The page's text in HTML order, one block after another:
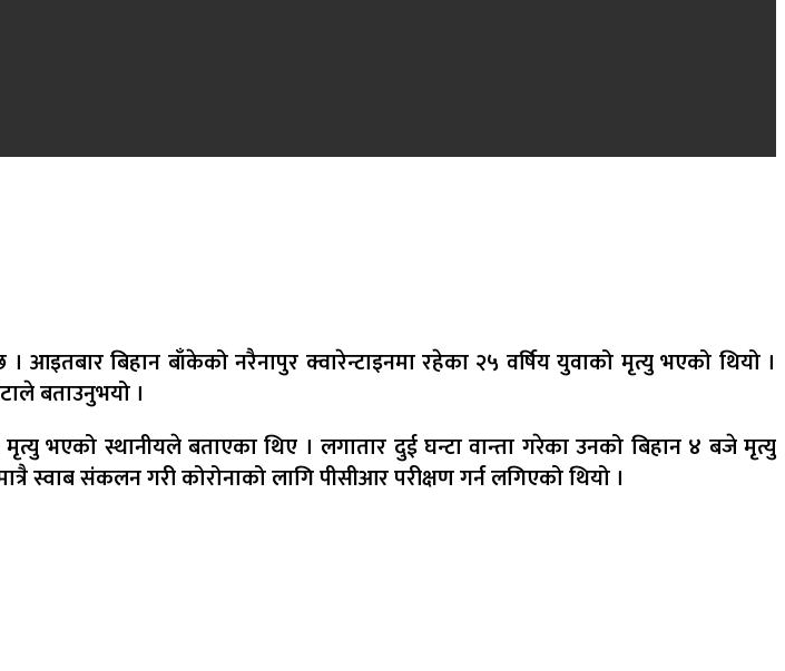
बिहान बाँकेको नरैनापुर क्वारेन्टाइनमा रहेका २५ वर्षिय युवाको मृत्यु भएको थियो ।
बताउनुभयो ।
भएको स्थानीयले बताएका थिए । लगातार दुई घन्टा वान्ता गरेका उनको बिहान ४ बजे मृत्यु
स्वाब संकलन गरी कोरोनाको लागि पीसीआर परीक्षण गर्न लगिएको थियो ।